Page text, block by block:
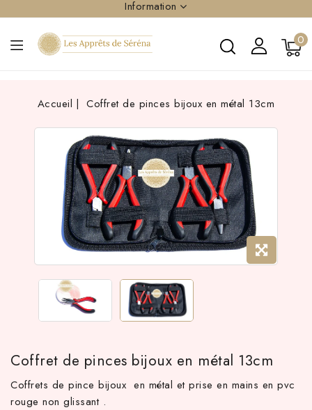
Information
0
Accueil Coffret de pinces bijoux en métal 13cm
Coffret de pinces bijoux en métal 13cm
Coffrets de pince bijoux en métal et prise en mains en pvc
rouge non glissant .